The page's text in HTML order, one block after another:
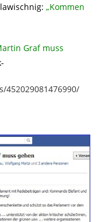
„Kommen
Graf muss
452029081476990/